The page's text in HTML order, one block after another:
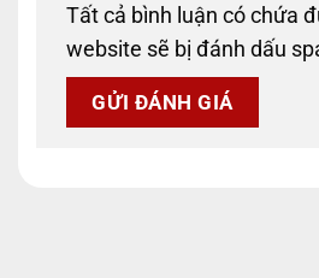
Tất cả bình luận có chứa
website sẽ bị đánh dấu